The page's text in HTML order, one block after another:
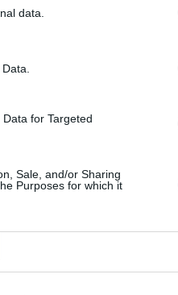
data.
for Targeted
Sale, and/or Sharing
Purposes for which it
Cicatriz